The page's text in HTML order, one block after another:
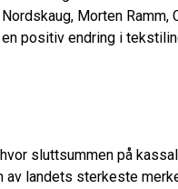
Morten
positiv endring i
sluttsummen på
landets sterkeste